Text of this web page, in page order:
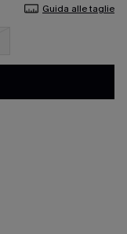
Guida alle taglie